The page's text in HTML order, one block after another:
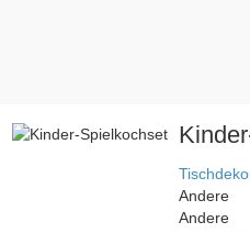
Andere
Andere